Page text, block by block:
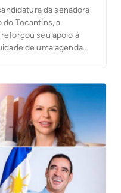
da senadora
do Tocantins, a
seu apoio à
de uma agenda
reafirmou sua